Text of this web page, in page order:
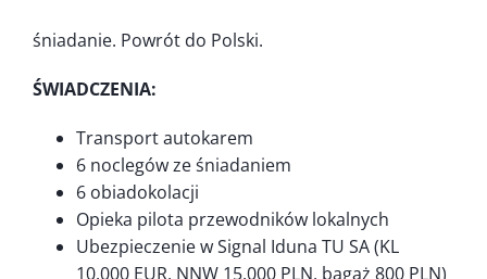
śniadanie. Powrót do Polski.
ŚWIADCZENIA:
Transport autokarem
6 noclegów ze śniadaniem
6 obiadokolacji
Opieka pilota przewodników lokalnych
Ubezpieczenie w Signal Iduna TU SA (KL
10.000 EUR, NNW 15.000 PLN, bagaż 800 PLN)